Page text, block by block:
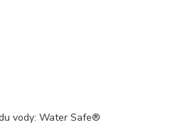
vody:WaterSafe®